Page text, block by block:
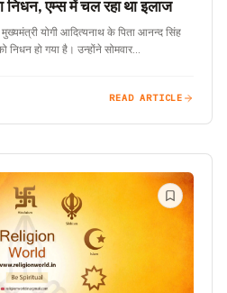
निधन, एम्‍स में चल रहा था इलाज
योगी आदित्‍यनाथ के पिता आनन्द सिंह
निधन हो गया है। उन्होंने सोमवार…
READ ARTICLE